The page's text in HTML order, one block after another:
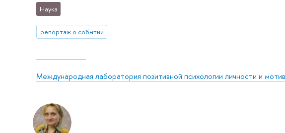
Наука
репортаж о событии
Международная лаборатория позитивной психологии личности и